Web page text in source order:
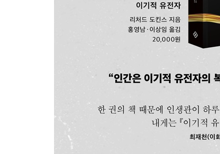
이기적인 기계 - 누가 누구를 착취할 것인가?
암컷은 좋은 유전자를 찾는다
10장. 내 등을 긁어 줘, 나는 네 등 위에 올라탈 테니
협력의 진화